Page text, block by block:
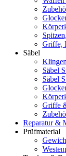
Griffe,
Säbel
Säbel
Säbel
Griffe
Reparatur &
Prüfmaterial